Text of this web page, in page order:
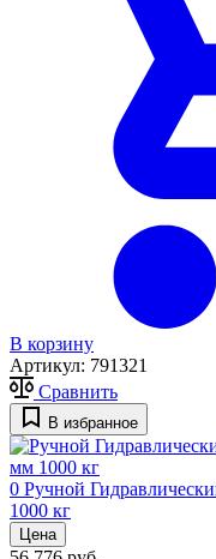
В корзину
Артикул: 791321
Сравнить
В избранное
0 Ручной
1000 кг
Цена